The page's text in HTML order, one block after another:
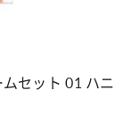
セット 01 ハニ